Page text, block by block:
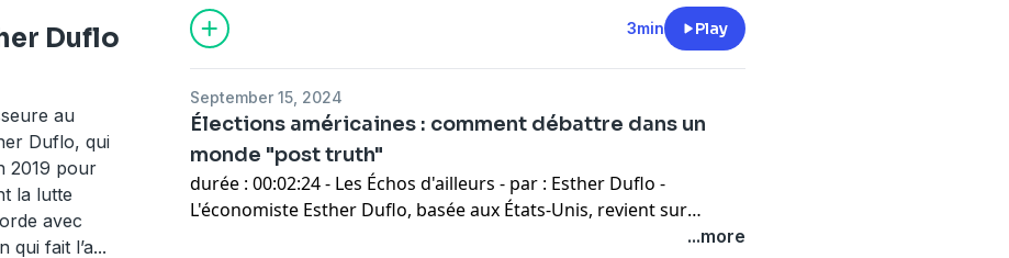
Duflo
au
Duflo, qui
2019 pour
la lutte
avec
qui fait l’a...
3min Play
September 15, 2024
Élections américaines : comment débattre dans un
monde "post truth"
durée : 00:02:24 - Les Échos d'ailleurs - par : Esther Duflo -
L'économiste Esther Duflo, basée aux États-Unis, revient sur
l'ambiance électrique aux États-Unis avant l'élection présidentielle
...more